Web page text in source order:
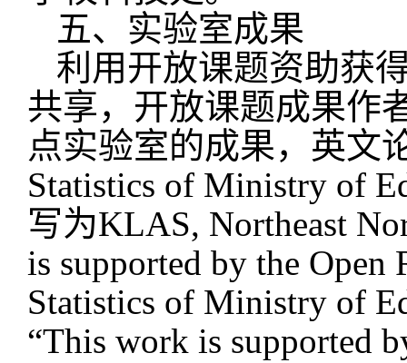
五、实验室成果
利用开放课题资助获
共享，开放课题成果作
点实验室的成果，英文
Statistics of Ministry of
写为KLAS, Northeast
is supported by the
Statistics of Ministry of
“This work is supported